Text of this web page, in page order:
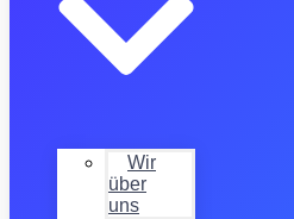
Wir
über
uns